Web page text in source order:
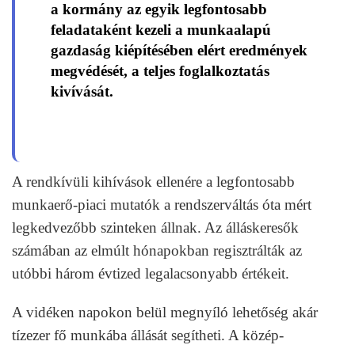
a kormány az egyik legfontosabb
feladataként kezeli a munkaalapú
gazdaság kiépítésében elért eredmények
megvédését, a teljes foglalkoztatás
kivívását.
A rendkívüli kihívások ellenére a legfontosabb
munkaerő-piaci mutatók a rendszerváltás óta mért
legkedvezőbb szinteken állnak. Az álláskeresők
számában az elmúlt hónapokban regisztrálták az
utóbbi három évtized legalacsonyabb értékeit.
A vidéken napokon belül megnyíló lehetőség akár
tízezer fő munkába állását segítheti. A közép-